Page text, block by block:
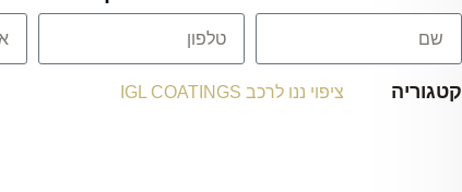
קטגוריה ציפוי ננו לרכב IGL COATINGS